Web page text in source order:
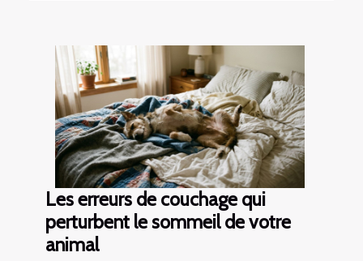
Les erreurs de couchage qui
perturbent le sommeil de votre
animal